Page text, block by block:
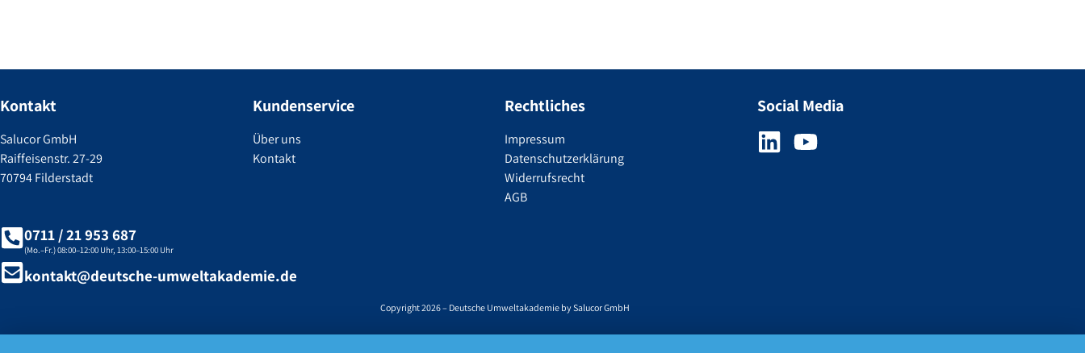
Kontakt
Salucor GmbH
Raiffeisenstr. 27-29
70794 Filderstadt
Kundenservice
Über uns
Kontakt
Rechtliches
Impressum
Datenschutzerklärung
Widerrufsrecht
AGB
Social Media
0711 / 21 953 687
(Mo.–Fr.) 08:00–12:00 Uhr, 13:00–15:00 Uhr
kontakt@deutsche-umweltakademie.de
Copyright 2026 – Deutsche Umweltakademie by Salucor GmbH